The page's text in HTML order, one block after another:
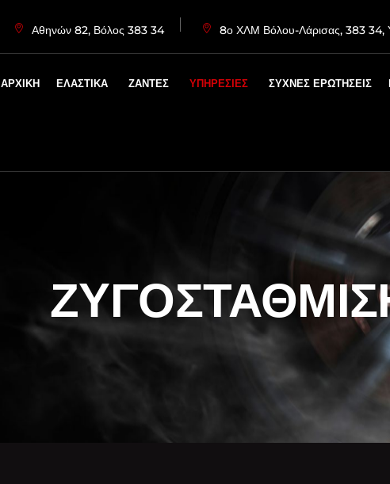
Αθηνών 82, Βόλος 383 34 8ο ΧΛΜ Βόλου-Λάρισας, 383 34,
ΑΡΧΙΚΗ ΕΛΑΣΤΙΚΑ ΖΑΝΤΕΣ ΥΠΗΡΕΣΙΕΣ ΣΥΧΝΕΣ ΕΡΩΤΗΣΕΙΣ